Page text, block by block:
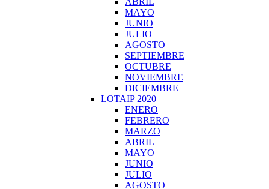
MAYO
JUNIO
JULIO
AGOSTO
SEPTIEMBRE
OCTUBRE
NOVIEMBRE
DICIEMBRE
LOTAIP 2020
ENERO
FEBRERO
MARZO
ABRIL
MAYO
JUNIO
JULIO
AGOSTO